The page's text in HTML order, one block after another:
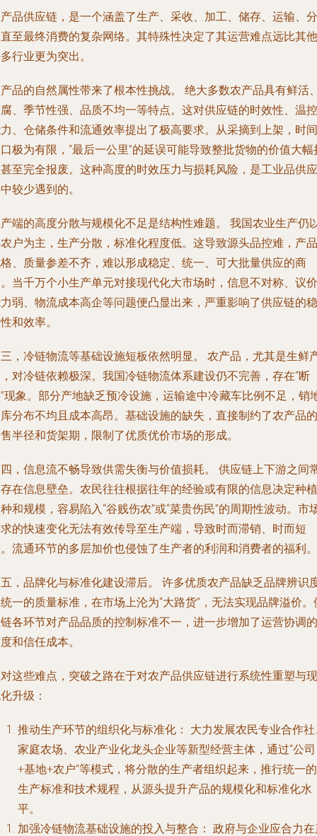
品供应链，是一个涵盖了生产、采收、加工、储存、运输、分
至最终消费的复杂网络。其特殊性决定了其运营难点远比其他
行业更为突出。
品的自然属性带来了根本性挑战。
绝大多数农产品具有鲜活
、季节性强、品质不均一等特点。这对供应链的时效性、温控
、仓储条件和流通效率提出了极高要求。从采摘到上架，时间
极为有限，“最后一公里”的延误可能导致整批货物的价值大幅
至完全报废。这种高度的时效压力与损耗风险，是工业品供应
较少遇到的。
端的高度分散与规模化不足是结构性难题。
我国农业生产仍
户为主，生产分散，标准化程度低。这导致源头品控难，产品
、质量参差不齐，难以形成稳定、统一、可大批量供应的商
当千万个小生产单元对接现代化大市场时，信息不对称、议价
弱、物流成本高企等问题便凸显出来，严重影响了供应链的稳
和效率。
，冷链物流等基础设施短板依然明显。
农产品，尤其是生鲜
对冷链依赖极深。我国冷链物流体系建设仍不完善，存在“断
现象。部分产地缺乏预冷设施，运输途中冷藏车比例不足，销
分布不均且成本高昂。基础设施的缺失，直接制约了农产品的
半径和货架期，限制了优质优价市场的形成。
，信息流不畅导致供需失衡与价值损耗。
供应链上下游之间
在信息壁垒。农民往往根据往年的经验或有限的信息决定种植
和规模，容易陷入“谷贱伤农”或“菜贵伤民”的周期性波动。市
的快速变化无法有效传导至生产端，导致时而滞销、时而短
流通环节的多层加价也侵蚀了生产者的利润和消费者的福利。
，品牌化与标准化建设滞后。
许多优质农产品缺乏品牌辨识
一的质量标准，在市场上沦为“大路货”，无法实现品牌溢价。
各环节对产品品质的控制标准不一，进一步增加了运营协调的
和信任成本。
这些难点，突破之路在于对农产品供应链进行系统性重塑与现
升级：
推动生产环节的组织化与标准化：
大力发展农民专业合作
家庭农场、农业产业化龙头企业等新型经营主体，通过“公司
+基地+农户”等模式，将分散的生产者组织起来，推行统一的
生产标准和技术规程，从源头提升产品的规模化和标准化水
平。
加强冷链物流基础设施的投入与整合： 政府与企业应合力